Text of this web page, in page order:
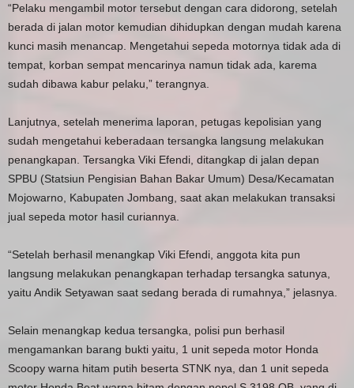
“Pelaku mengambil motor tersebut dengan cara didorong, setelah
berada di jalan motor kemudian dihidupkan dengan mudah karena
kunci masih menancap. Mengetahui sepeda motornya tidak ada di
tempat, korban sempat mencarinya namun tidak ada, karema
sudah dibawa kabur pelaku,” terangnya.
Lanjutnya, setelah menerima laporan, petugas kepolisian yang
sudah mengetahui keberadaan tersangka langsung melakukan
penangkapan. Tersangka Viki Efendi, ditangkap di jalan depan
SPBU (Statsiun Pengisian Bahan Bakar Umum) Desa/Kecamatan
Mojowarno, Kabupaten Jombang, saat akan melakukan transaksi
jual sepeda motor hasil curiannya.
“Setelah berhasil menangkap Viki Efendi, anggota kita pun
langsung melakukan penangkapan terhadap tersangka satunya,
yaitu Andik Setyawan saat sedang berada di rumahnya,” jelasnya.
Selain menangkap kedua tersangka, polisi pun berhasil
mengamankan barang bukti yaitu, 1 unit sepeda motor Honda
Scoopy warna hitam putih beserta STNK nya, dan 1 unit sepeda